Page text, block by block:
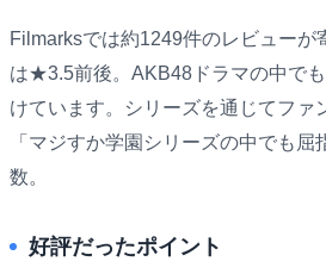
Filmarksでは約1249件のレビューが
は★3.5前後。AKB48ドラマの中で
けています。シリーズを通じてファ
「マジすか学園シリーズの中でも
数。
好評だったポイント